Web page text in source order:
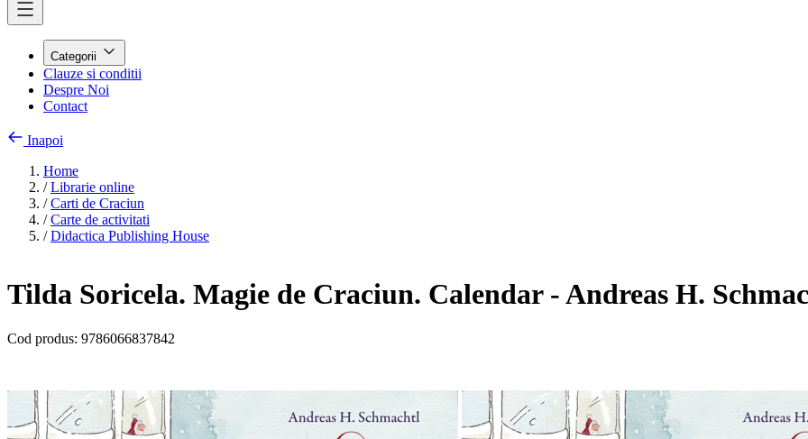
Categorii
Clauze si conditii
Despre Noi
Contact
Inapoi
Home
/ Librarie online
/ Carti de Craciun
/ Carte de activitati
/ Didactica Publishing House
Tilda Soricela. Magie de Craciun. Calendar - Andreas H.
Cod produs: 9786066837842